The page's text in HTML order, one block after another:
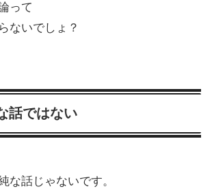
って
ないでしょ？
話ではない
な話じゃないです。